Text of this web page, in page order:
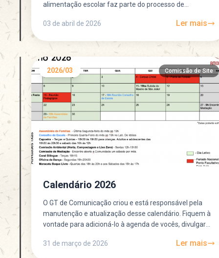
alimentação escolar faz parte do processo de
e...
03 de abril de 2026 Ler mais
2026/03 Comissão de Site
Calendário 2026
O GT de Comunicação criou e está responsável pela
manutenção e atualização desse calendário. Fiquem à
vontade para adicioná-lo à agenda de vocês, divulgar
31 de março de 2026
Ler mais